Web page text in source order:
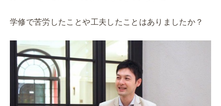
学修で苦労したことや工夫したことはありましたか？